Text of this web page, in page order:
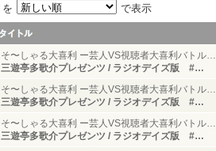
を で表示
そ〜しゃる大喜利 ー芸人VS視聴者大喜利バトル…
三遊亭多歌介プレゼンツ / ラジオデイズ版 #…
そ〜しゃる大喜利 ー芸人VS視聴者大喜利バトル…
三遊亭多歌介プレゼンツ / ラジオデイズ版 #…
そ〜しゃる大喜利 ー芸人VS視聴者大喜利バトル…
三遊亭多歌介プレゼンツ / ラジオデイズ版 #…